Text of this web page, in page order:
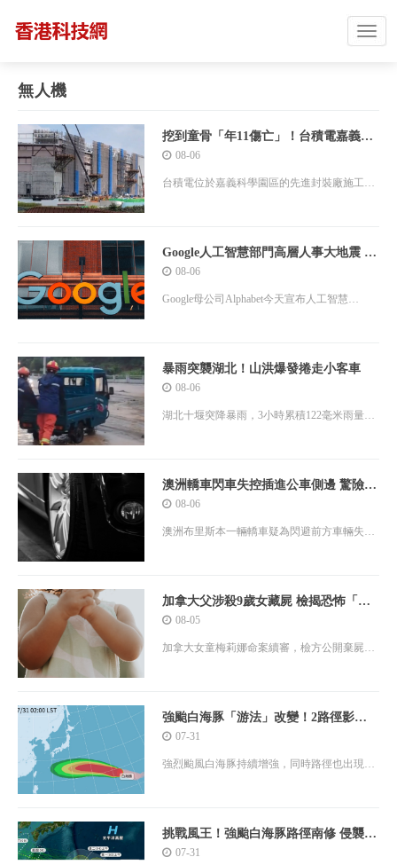
無人機
挖到童骨「年11傷亡」！台積電嘉義廠
急請布袋戲壓煞
08-06
台積電位於嘉義科學園區的先進封裝廠施工期
前人骨遺骸，外界因此出現不少民俗傳聞。
Google人工智慧部門高層人事大地震 股
價重挫4%
08-06
Google母公司Alphabet今天宣布人工智慧
括狄恩（Jef
暴雨突襲湖北！山洪爆發捲走小客車
08-06
湖北十堰突降暴雨，3小時累積122毫米雨量，
澳洲轎車閃車失控插進公車側邊 驚險撞
瞬曝08-06
澳洲布里斯本一輛轎車疑為閃避前方車輛失
另一輛車未注意路況有關，已依法開罰。
加拿大父涉殺9歲女藏屍 檢揭恐怖「巨
石壓屍」現場照
08-05
加拿大女童梅莉娜命案續審，檢方公開棄屍
強颱白海豚「游法」改變！2路徑影響
差很大 未來3天是關鍵
07-31
強烈颱風白海豚持續增強，同時路徑也出現新
但未來究竟偏北還是偏南，對台灣的影響不同
挑戰風王！強颱白海豚路徑南修 侵襲台
灣北部機率非0%
07-31